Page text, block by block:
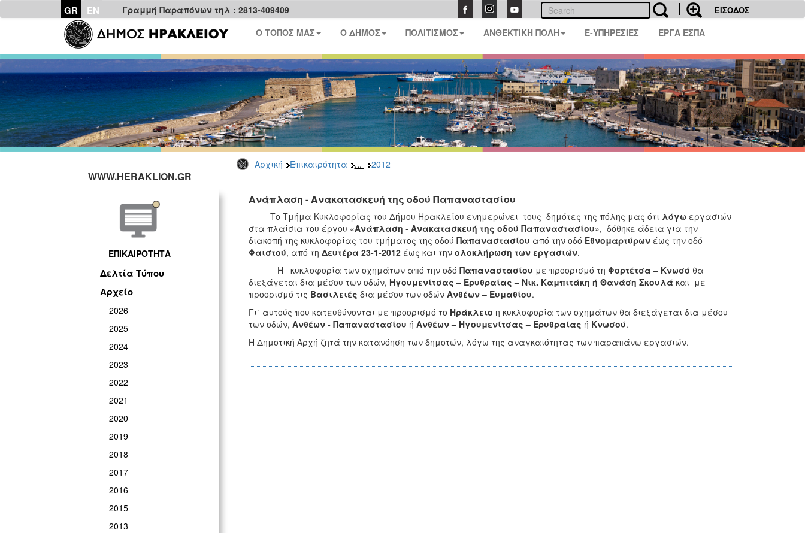
GR EN Γραμμή Παραπόνων τηλ : 2813-409409 ΕΙΣΟΔΟΣ
Ο ΤΟΠΟΣ ΜΑΣ Ο ΔΗΜΟΣ ΠΟΛΙΤΙΣΜΟΣ ΑΝΘΕΚΤΙΚΗ ΠΟΛΗ E-ΥΠΗΡΕΣΙΕΣ ΕΡΓΑ ΕΣΠΑ
Αρχική Επικαιρότητα ... 2012
WWW.HERAKLION.GR
ΕΠΙΚΑΙΡΟΤΗΤΑ
Δελτία Τύπου
Αρχείο
2026
2025
2024
2023
2022
2021
2020
2019
2018
2017
2016
2015
2013
Ανάπλαση - Ανακατασκευή της οδού Παπαναστασίου
Το Τμήμα Κυκλοφορίας του Δήμου Ηρακλείου ενημερώνει τους δημότες της πόλης μας ότι λόγω εργασιών
στα πλαίσια του έργου «Ανάπλαση - Ανακατασκευή της οδού Παπαναστασίου», δόθηκε άδεια για την
διακοπή της κυκλοφορίας του τμήματος της οδού Παπαναστασίου από την οδό Εθνομαρτύρωνέως την οδό
Φαιστού, από τη Δευτέρα 23-1-2012έως και την ολοκλήρωση των εργασιών.
Η κυκλοφορία των οχημάτων από την οδό Παπαναστασίου με προορισμό τη Φορτέτσα – Κνωσό θα
διεξάγεται δια μέσου των οδών, Ηγουμενίτσας – Ερυθραίας – Νικ. Καμπιτάκη ή Θανάση Σκουλά και με
προορισμό τις Βασιλειές δια μέσου των οδών Ανθέων– Ευμαθίου.
Γι΄ αυτούς που κατευθύνονται με προορισμό το Ηράκλειο η κυκλοφορία των οχημάτων θα διεξάγεται δια μέσου
των οδών, Ανθέων - Παπαναστασίου ή Ανθέων – Ηγουμενίτσας – Ερυθραίας ή Κνωσού.
Η Δημοτική Αρχή ζητά την κατανόηση των δημοτών, λόγω της αναγκαιότητας των παραπάνω εργασιών.